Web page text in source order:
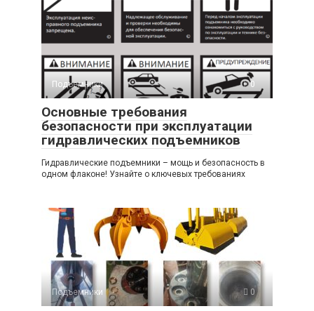
Подъемники 0
Основные требования
безопасности при эксплуатации
гидравлических подъемников
Гидравлические подъемники – мощь и безопасность в
одном флаконе! Узнайте о ключевых требованиях
Подъемники 0